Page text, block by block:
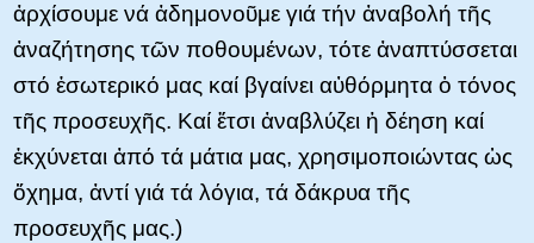
ἀρχίσουμε νά ἀδημονοῦμε γιά τήν ἀναβολή τῆς
ἀναζήτησης τῶν ποθουμένων, τότε ἀναπτύσσεται
στό ἐσωτερικό μας καί βγαίνει αὐθόρμητα ὁ τόνος
τῆς προσευχῆς. Kαί ἔτσι ἀναβλύζει ἡ δέηση καί
ἐκχύνεται ἀπό τά μάτια μας, χρησιμοποιώντας ὡς
ὄχημα, ἀντί γιά τά λόγια, τά δάκρυα τῆς
προσευχῆς μας.)